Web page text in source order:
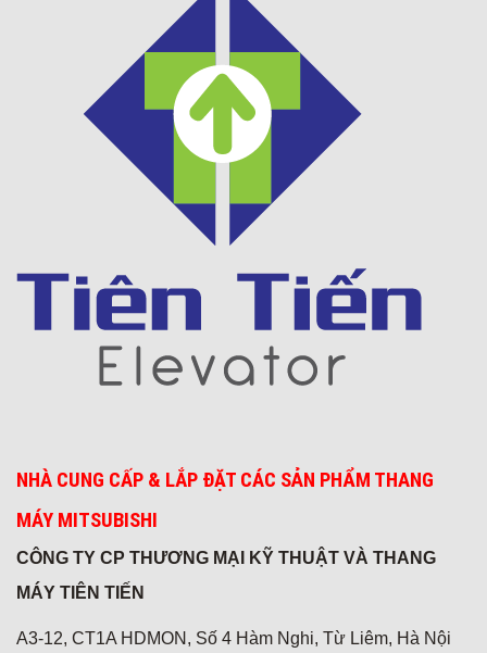
Thời trang Torano - Tô Vĩnh Diện
Viện chiến lược
Khách sạn 5* FREESIA
NHÀ CUNG CẤP & LẮP ĐẶT CÁC SẢN PHẨM THANG
MÁY MITSUBISHI
CÔNG TY CP THƯƠNG MẠI KỸ THUẬT VÀ THANG
MÁY TIÊN TIẾN
A3-12, CT1A HDMON, Số 4 Hàm Nghi, Từ Liêm, Hà Nội